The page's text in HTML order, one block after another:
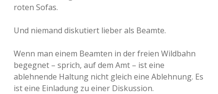
roten Sofas.
Und niemand diskutiert lieber als Beamte.
Wenn man einem Beamten in der freien Wildbahn
begegnet – sprich, auf dem Amt – ist eine
ablehnende Haltung nicht gleich eine Ablehnung. Es
ist eine Einladung zu einer Diskussion.